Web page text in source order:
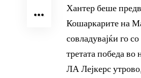
Хантер беше
Кошаркарите на
совладувајќи го
третата победа во
ЛА Лејкерс